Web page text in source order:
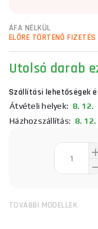
ÁFA NÉLKÜL
ELŐRE TÖRTÉNŐ FIZETÉS
Utolsó darab
Szállítási lehetőségek
Átvételi helyek: 8. 12.
Házhozszállítás: 8. 12.
TOVÁBBI MODELLEK